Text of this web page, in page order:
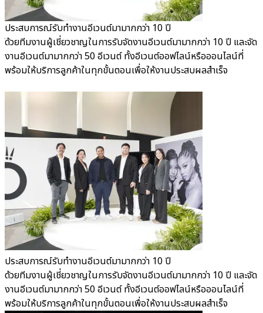
ประสบการณ์รับทำงานอีเวนต์มามากกว่า 10 ปี
ด้วยทีมงานผู้เชี่ยวชาญในการรับจัดงานอีเวนต์มามากกว่า 10 ปี และจัด
งานอีเวนต์มามากกว่า 50 อีเวนต์ ทั้งอีเวนต์ออฟไลน์หรือออนไลน์ที่
พร้อมให้บริการลูกค้าในทุกขั้นตอนเพื่อให้งานประสบผลสำเร็จ
ประสบการณ์รับทำงานอีเวนต์มามากกว่า 10 ปี
ด้วยทีมงานผู้เชี่ยวชาญในการรับจัดงานอีเวนต์มามากกว่า 10 ปี และจัด
งานอีเวนต์มามากกว่า 50 อีเวนต์ ทั้งอีเวนต์ออฟไลน์หรือออนไลน์ที่
พร้อมให้บริการลูกค้าในทุกขั้นตอนเพื่อให้งานประสบผลสำเร็จ